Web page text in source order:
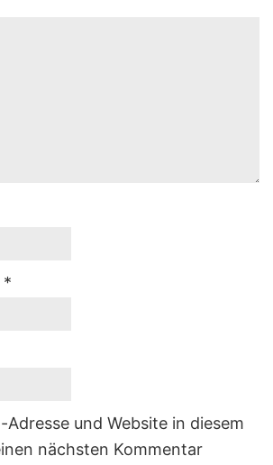
*
Adresse und Website in diesem
nächsten Kommentar